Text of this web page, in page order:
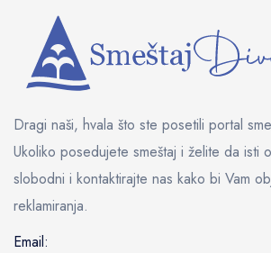
Dragi naši, hvala što ste posetili portal
Ukoliko posedujete smeštaj i želite da isti
slobodni i kontaktirajte nas kako bi Vam
reklamiranja.
Email: